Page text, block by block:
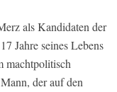
als Kandidaten der
Jahre seines Lebens
machtpolitisch
der auf den